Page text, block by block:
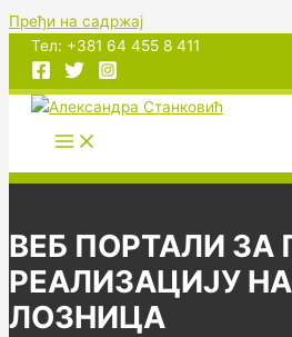
Пређи на садржај
Тел: +381 64 455 8 411
ВЕБ ПОРТАЛИ ЗА
РЕАЛИЗАЦИЈУ
ЛОЗНИЦА